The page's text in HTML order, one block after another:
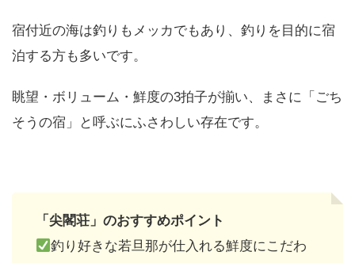
宿付近の海は釣りもメッカでもあり、釣りを目的に宿
泊する方も多いです。
眺望・ボリューム・鮮度の3拍子が揃い、まさに「ごち
そうの宿」と呼ぶにふさわしい存在です。
「尖閣荘」のおすすめポイント
釣り好きな若旦那が仕入れる鮮度にこだわ